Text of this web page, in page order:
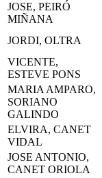
JOSE, PEIRÓ
MIÑANA
JORDI, OLTRA
VICENTE,
ESTEVE PONS
MARIA AMPARO,
SORIANO
GALINDO
ELVIRA, CANET
VIDAL
JOSE ANTONIO,
CANET ORIOLA